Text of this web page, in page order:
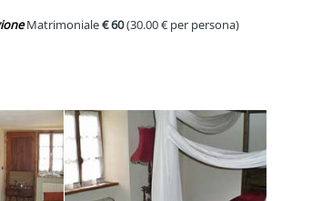
Matrimoniale€ 60(30.00 € per persona)